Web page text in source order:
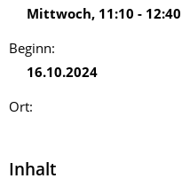
Mittwoch, 11:10 - 12:40
Beginn:
16.10.2024
Ort:
Inhalt